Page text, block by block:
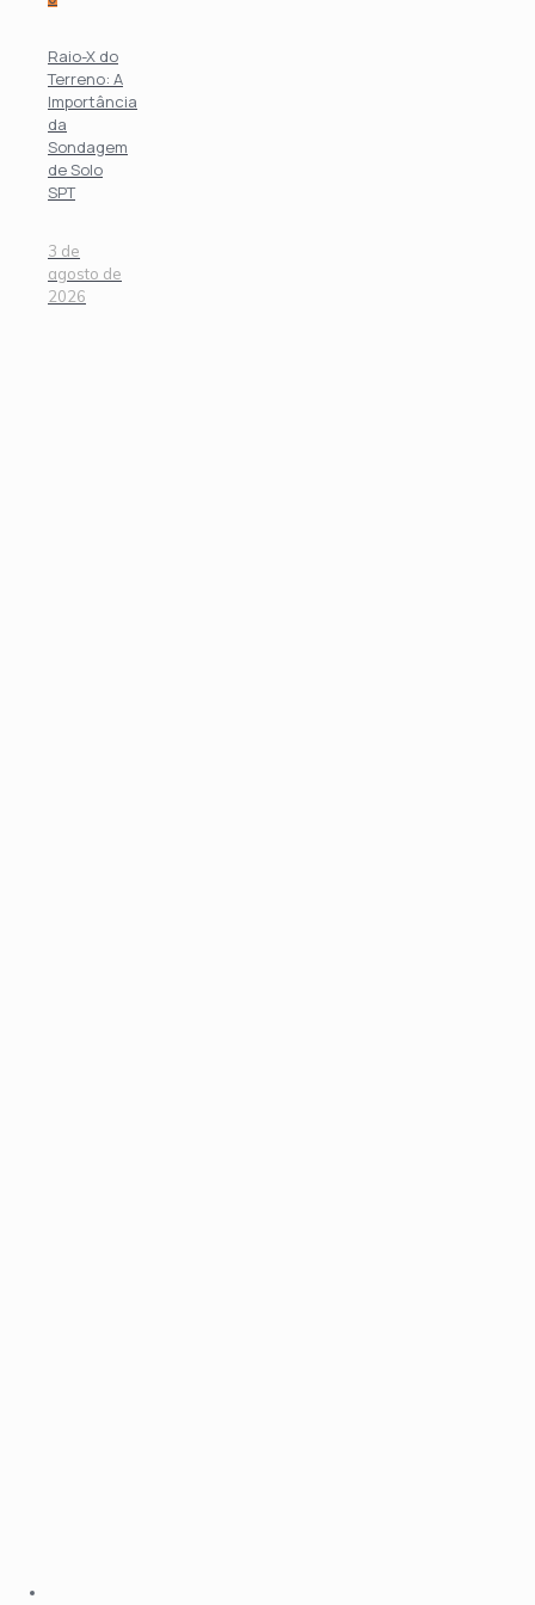
Raio-X do
Terreno: A
Importância
da
Sondagem
de Solo
SPT
3 de
agosto de
2026